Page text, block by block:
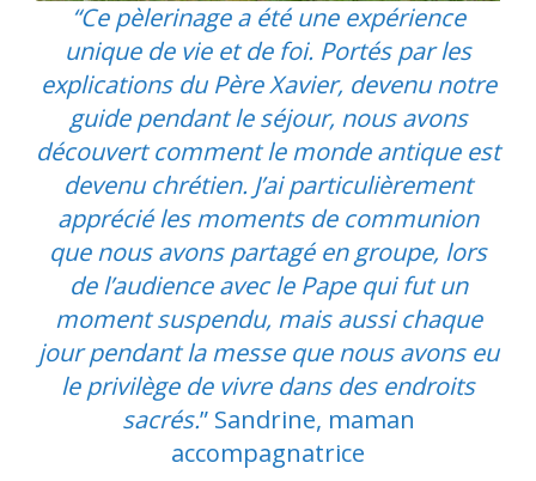
“Ce pèlerinage a été une expérience
unique de vie et de foi. Portés par les
explications du Père Xavier, devenu notre
guide pendant le séjour, nous avons
découvert comment le monde antique est
devenu chrétien. J’ai particulièrement
apprécié les moments de communion
que nous avons partagé en groupe, lors
de l’audience avec le Pape qui fut un
moment suspendu, mais aussi chaque
jour pendant la messe que nous avons eu
le privilège de vivre dans des endroits
sacrés.” Sandrine, maman
accompagnatrice